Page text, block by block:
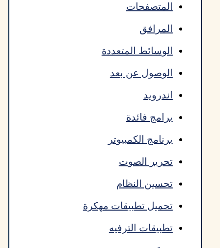
المتصفحات
المرافق
الوسائط المتعددة
الوصول عن بعد
برامج فائدة
برنامج الكمبيوتر
تحرير الصوت
تحسين النظام
تحميل تطبيقات مهكرة
تطبيقات الترفيه